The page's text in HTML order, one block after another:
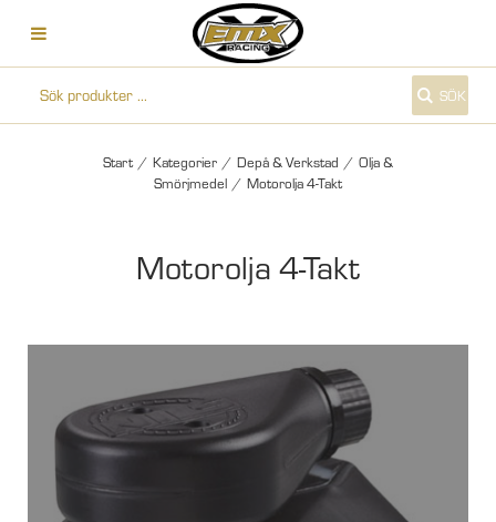
SÖK
Start / Kategorier / Depå & Verkstad / Olja &
Smörjmedel / Motorolja 4-Takt
Motorolja 4-Takt